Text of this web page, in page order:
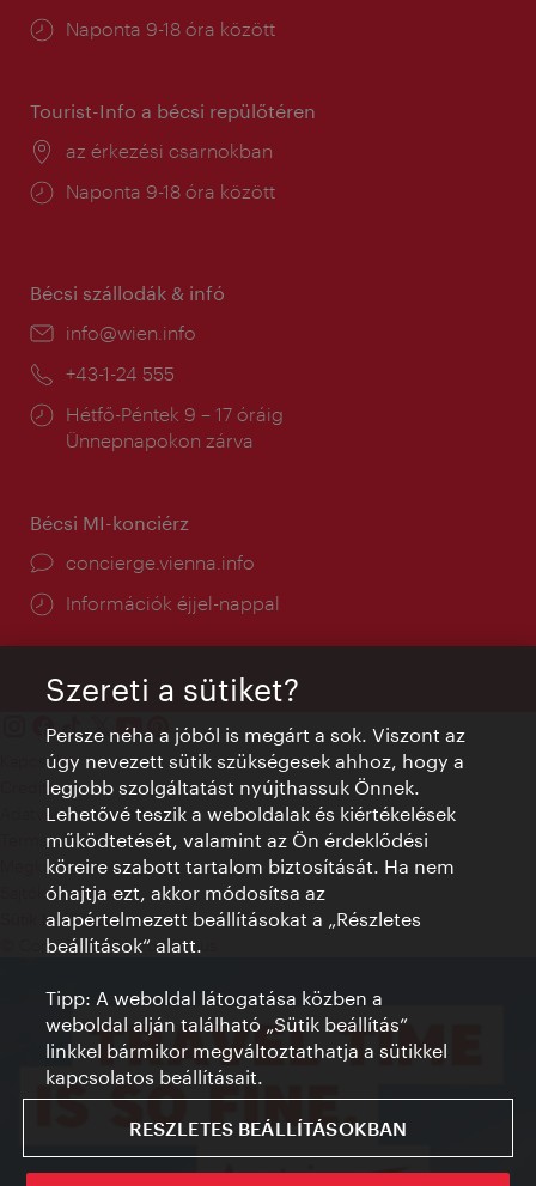
Nyitva
Naponta 9-18 óra között
Tourist-Info a bécsi repülőtéren
Helyszín:
az érkezési csarnokban
Nyitva
Naponta 9-18 óra között
Bécsi szállodák & infó
E-
info@wien.info
Telefon:
+43-1-24 555
Nyitva
tartás:
Hétfő-Péntek 9 – 17 óráig
Ünnepnapokon zárva
Bécsi MI-konciérz
concierge.vienna.info
Információk éjjel-nappal
Kapcsolat
Credits
Adatvédelmi nyilatkozat
Terms of Use
Megközelíthetőség
Sajtókapcsolat
Sütik beállítása
© Copyright WienTourismus
Szereti a sütiket?
Persze néha a jóból is megárt a sok. Viszont az
úgy nevezett sütik szükségesek ahhoz, hogy a
legjobb szolgáltatást nyújthassuk Önnek.
Lehetővé teszik a weboldalak és kiértékelések
működtetését, valamint az Ön érdeklődési
köreire szabott tartalom biztosítását. Ha nem
óhajtja ezt, akkor módosítsa az
alapértelmezett beállításokat a „Részletes
beállítások“ alatt.
Tipp: A weboldal látogatása közben a
weboldal alján található „Sütik beállítás”
linkkel bármikor megváltoztathatja a sütikkel
kapcsolatos beállításait.
RESZLETES BEÁLLÍTÁSOKBAN